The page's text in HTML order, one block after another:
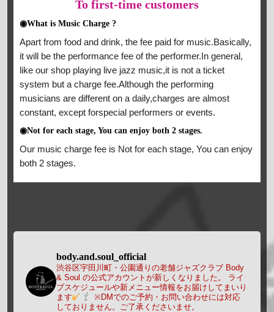
To first-time customers
◉What is Music Charge ?
Apart from food and drink, the fee paid for music.Basically,
it will be the performance fee of the performer.In general,
like our shop playing live jazz music,it is not a ticket
system but a charge fee.Although the performing
musicians are different on a daily,charges are almost
constant, except forspecial performers or events.
◉Not for each stage, You can enjoy both 2 stages.
Our music charge fee is Not for each stage, You can enjoy
both 2 stages.
body.and.soul_official
渋谷区宇田川町・公園通りの老舗ジャズクラブ Body
& Soul の公式アカウントが新しくなりました。
ライ
ブスケジュールや新メニュー情報をお届けしてまいり
ます
※DMでのご予約・お問い合わせには対応
しておりません。ご了承くださいませ。